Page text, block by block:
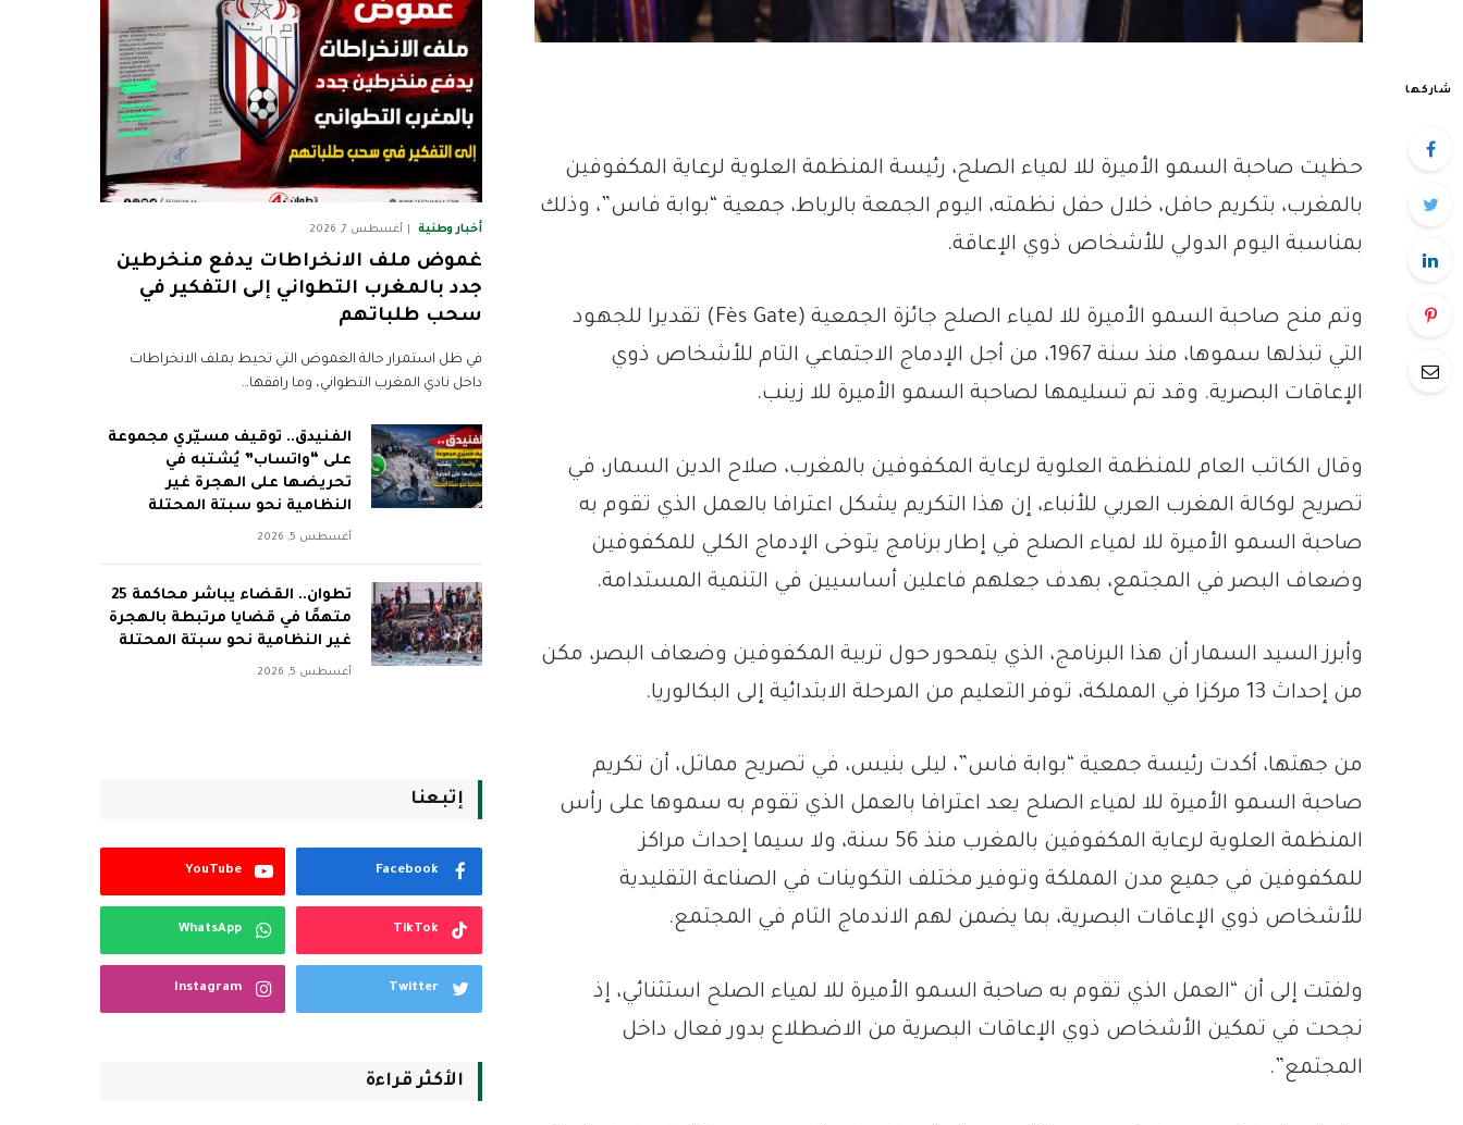
شاركها
حظيت صاحبة السمو الأميرة للا لمياء الصلح، رئيسة المنظمة العلوية لرعاية المكفوفين
بالمغرب، بتكريم حافل، خلال حفل نظمته، اليوم الجمعة بالرباط، جمعية “بوابة فاس”، وذلك
بمناسبة اليوم الدولي للأشخاص ذوي الإعاقة.
وتم منح صاحبة السمو الأميرة للا لمياء الصلح جائزة الجمعية (Fès Gate) تقديرا للجهود
التي تبذلها سموها، منذ سنة 1967، من أجل الإدماج الاجتماعي التام للأشخاص ذوي
الإعاقات البصرية. وقد تم تسليمها لصاحبة السمو الأميرة للا زينب.
وقال الكاتب العام للمنظمة العلوية لرعاية المكفوفين بالمغرب، صلاح الدين السمار، في
تصريح لوكالة المغرب العربي للأنباء، إن هذا التكريم يشكل اعترافا بالعمل الذي تقوم به
صاحبة السمو الأميرة للا لمياء الصلح في إطار برنامج يتوخى الإدماج الكلي للمكفوفين
وضعاف البصر في المجتمع، بهدف جعلهم فاعلين أساسيين في التنمية المستدامة.
وأبرز السيد السمار أن هذا البرنامج، الذي يتمحور حول تربية المكفوفين وضعاف البصر، مكن
من إحداث 13 مركزا في المملكة، توفر التعليم من المرحلة الابتدائية إلى البكالوريا.
من جهتها، أكدت رئيسة جمعية “بوابة فاس”، ليلى بنيس، في تصريح مماثل، أن تكريم
صاحبة السمو الأميرة للا لمياء الصلح يعد اعترافا بالعمل الذي تقوم به سموها على رأس
المنظمة العلوية لرعاية المكفوفين بالمغرب منذ 56 سنة، ولا سيما إحداث مراكز
للمكفوفين في جميع مدن المملكة وتوفير مختلف التكوينات في الصناعة التقليدية
للأشخاص ذوي الإعاقات البصرية، بما يضمن لهم الاندماج التام في المجتمع.
ولفتت إلى أن “العمل الذي تقوم به صاحبة السمو الأميرة للا لمياء الصلح استثنائي، إذ
نجحت في تمكين الأشخاص ذوي الإعاقات البصرية من الاضطلاع بدور فعال داخل
المجتمع”.
أخبار وطنية أغسطس 7, 2026
غموض ملف الانخراطات يدفع منخرطين
جدد بالمغرب التطواني إلى التفكير في
سحب طلباتهم
في ظل استمرار حالة الغموض التي تحيط بملف الانخراطات
داخل نادي المغرب التطواني، وما رافقها…
الفنيدق.. توقيف مسيّري مجموعة
على “واتساب” يُشتبه في
تحريضها على الهجرة غير
النظامية نحو سبتة المحتلة
أغسطس 5, 2026
تطوان.. القضاء يباشر محاكمة 25
متهمًا في قضايا مرتبطة بالهجرة
غير النظامية نحو سبتة المحتلة
أغسطس 5, 2026
إتبعنا
Facebook
YouTube
TikTok
WhatsApp
Twitter
Instagram
الأكثر قراءة